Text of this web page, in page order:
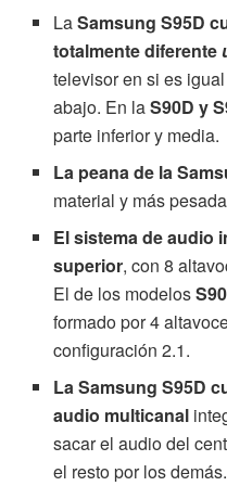
LaSamsung S95D
totalmente diferente
televisor en si es
abajo. En laS90D y
parte inferior y media.
La peana de la
material y más
El sistema de audio
superior, con 8
El de los modelos
formado por 4
configuración 2.1.
La Samsung S95D
audio multicanal
sacar el audio del
el resto por los